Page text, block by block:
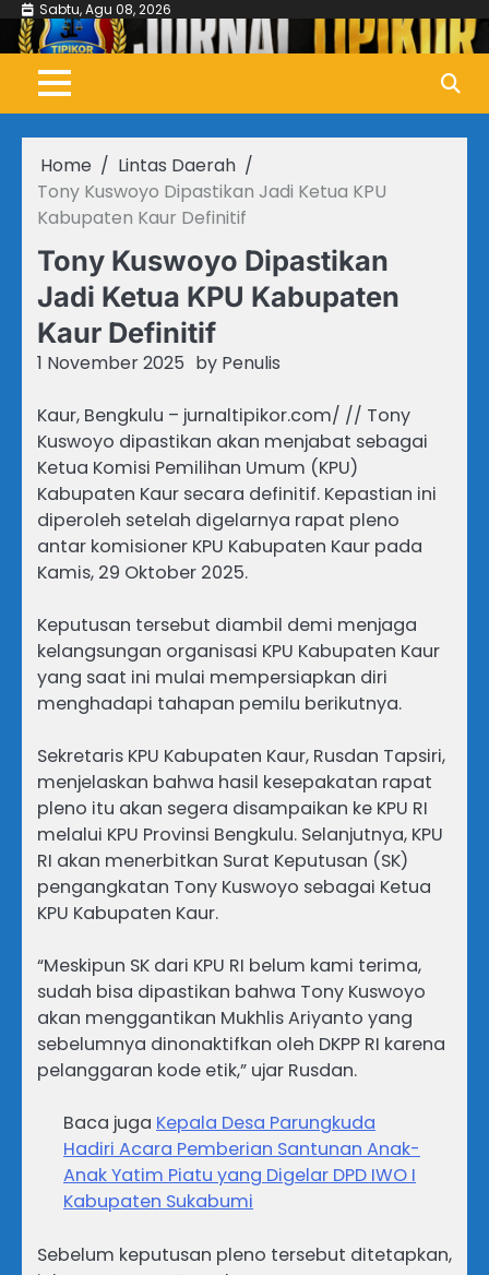
Skip
content
Sabtu, Agu 08, 2026
Home
Lintas Daerah
Tony Kuswoyo Dipastikan Jadi Ketua KPU
Kabupaten Kaur Definitif
Tony Kuswoyo Dipastikan
Jadi Ketua KPU Kabupaten
Kaur Definitif
1 November 2025 by Penulis
Kaur, Bengkulu – jurnaltipikor.com/ // Tony
Kuswoyo dipastikan akan menjabat sebagai
Ketua Komisi Pemilihan Umum (KPU)
Kabupaten Kaur secara definitif. Kepastian ini
diperoleh setelah digelarnya rapat pleno
antar komisioner KPU Kabupaten Kaur pada
Kamis, 29 Oktober 2025.
Keputusan tersebut diambil demi menjaga
kelangsungan organisasi KPU Kabupaten Kaur
yang saat ini mulai mempersiapkan diri
menghadapi tahapan pemilu berikutnya.
Sekretaris KPU Kabupaten Kaur, Rusdan Tapsiri,
menjelaskan bahwa hasil kesepakatan rapat
pleno itu akan segera disampaikan ke KPU RI
melalui KPU Provinsi Bengkulu. Selanjutnya, KPU
RI akan menerbitkan Surat Keputusan (SK)
pengangkatan Tony Kuswoyo sebagai Ketua
KPU Kabupaten Kaur.
“Meskipun SK dari KPU RI belum kami terima,
sudah bisa dipastikan bahwa Tony Kuswoyo
akan menggantikan Mukhlis Ariyanto yang
sebelumnya dinonaktifkan oleh DKPP RI karena
pelanggaran kode etik,” ujar Rusdan.
Baca juga Kepala Desa Parungkuda
Hadiri Acara Pemberian Santunan Anak-
Anak Yatim Piatu yang Digelar DPD IWO I
Kabupaten Sukabumi
Sebelum keputusan pleno tersebut ditetapkan,